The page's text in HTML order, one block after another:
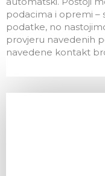
podacima i opremi –
podatke, no
provjeru navedenih
navedene kontakt